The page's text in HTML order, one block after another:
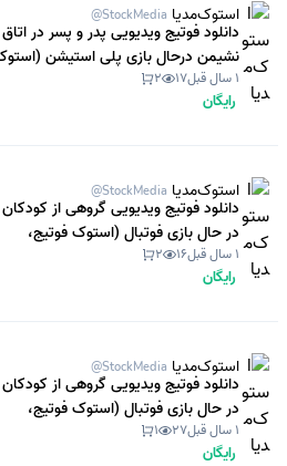
استوک‌مدیا @StockMedia
دانلود فوتیج ویدیویی پدر و پسر در اتاق
نشیمن درحال بازی پلی استیشن
فوتیج)1 سال قبل 17
2
رایگان
استوک‌مدیا @StockMedia
دانلود فوتیج ویدیویی گروهی از کودکان
در حال بازی فوتبال (استوک فوتیج،
موشن گرافیک)1 سال قبل 16
2
رایگان
استوک‌مدیا @StockMedia
دانلود فوتیج ویدیویی گروهی از کودکان
در حال بازی فوتبال (استوک فوتیج،
موشن گرافیک)1 سال قبل 27
1
رایگان